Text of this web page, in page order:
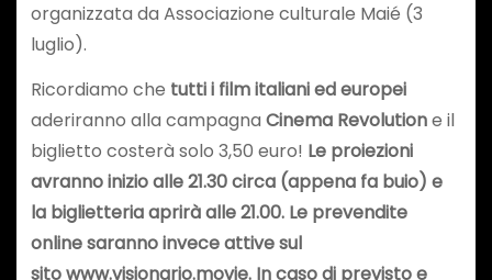
organizzata da Associazione culturale Maié (3
luglio).
Ricordiamo che tutti i film italiani ed europei
aderiranno alla campagna Cinema Revolutione il
biglietto costerà solo 3,50 euro! Le proiezioni
avranno inizio alle 21.30 circa (appena fa buio) e
la biglietteria aprirà alle 21.00. Le prevendite
online saranno invece attive sul
sito www.visionario.movie. In caso di previsto e